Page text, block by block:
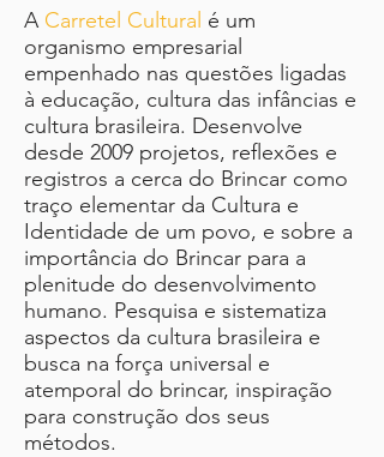
A Carretel Cultural é um
organismo empresarial
empenhado nas questões ligadas
à educação, cultura das infâncias e
cultura brasileira. Desenvolve
desde 2009 projetos, reflexões e
registros a cerca do Brincar como
traço elementar da Cultura e
Identidade de um povo, e sobre a
importância do Brincar para a
plenitude do desenvolvimento
humano. Pesquisa e sistematiza
aspectos da cultura brasileira e
busca na força universal e
atemporal do brincar, inspiração
para construção dos seus
métodos.